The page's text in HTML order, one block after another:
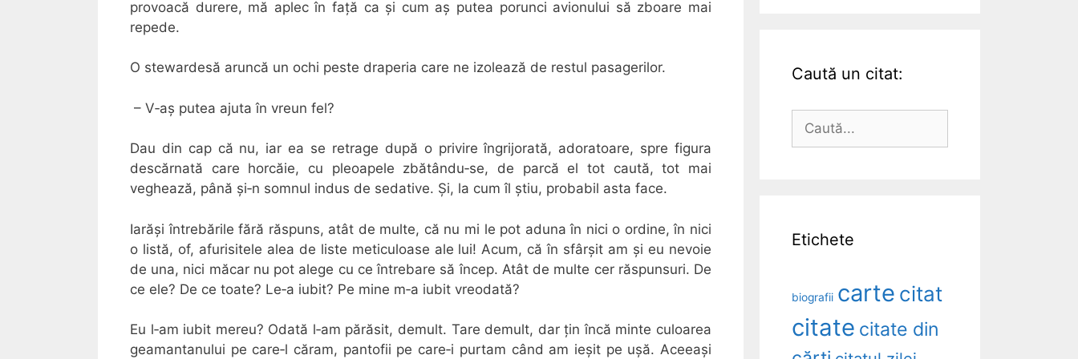
provoacă durere, mă aplec în față ca și cum aș putea porunci avionului să zboare mai
repede.
O stewardesă aruncă un ochi peste draperia care ne izolează de restul pasagerilor.
– V‐aș putea ajuta în vreun fel?
Dau din cap că nu, iar ea se retrage după o privire îngri­jorată, adoratoare, spre figura
descărnată care horcăie, cu pleoa­pele zbătându‐se, de parcă el tot caută, tot mai
veghează, până și‐n somnul indus de sedative. Și, la cum îl știu, probabil asta face.
Iarăși întrebările fără răspuns, atât de multe, că nu mi le pot aduna în nici o ordine, în nici
o listă, of, afurisitele alea de liste meticuloase ale lui! Acum, că în sfârșit am și eu nevoie
de una, nici măcar nu pot alege cu ce întrebare să încep. Atât de multe cer răspunsuri. De
ce ele? De ce toate? Le‐a iubit? Pe mine m‐a iubit vreodată?
Eu l‐am iubit mereu? Odată l‐am părăsit, demult. Tare demult, dar țin încă minte culoarea
geamantanului pe care‐l căram, pantofii pe care‐i purtam când am ieșit pe ușă. Aceeași
Caută un citat:
Caută
Etichete
biografii carte citat
citate citate din